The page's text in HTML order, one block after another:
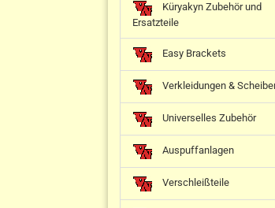
Küryakyn Zubehör und
Ersatzteile
Easy Brackets
Verkleidungen &
Universelles Zubehör
Auspuffanlagen
Verschleißteile